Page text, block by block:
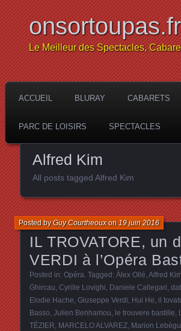
onsortoupas.fr
Le Meilleur des Spectacles,
ACCUEIL BLURAY CABARETS
PARC DE LOISIRS SPECTACLES
Alfred Kim
All posts tagged Alfred Kim
IL TROVATORE, un
VERDI à l’Opéra
Posted byGuy Courtheouxon 19 juin 2016
Posted in: Opéra . Tagged: Àlex Ollé Alfred Kim
Ghircau Cyrille Lovighi Daniele Callegari
Elodie Hache Giuseppe Verdi Hui He il
Basso Julien Benhamou le trouvere bastille
TÉZIER MARCELO ALVAREZ Marion